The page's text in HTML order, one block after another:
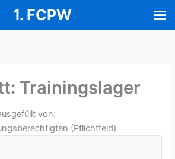
Trainingslager
von:
(Pflichtfeld)
1. FCPW